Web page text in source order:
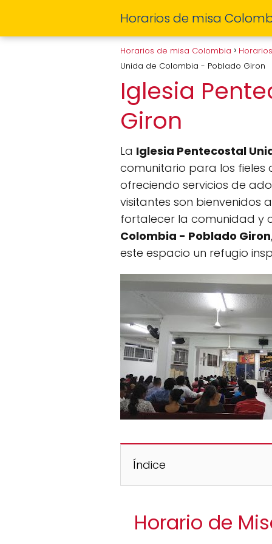
Horarios de misa
Horarios de misa Colombia
Unida de Colombia - Poblado Giron
Iglesia
Giron
La Iglesia Pentecostal
comunitario para los fieles
ofreciendo servicios de
visitantes son
fortalecer la comunidad y
Colombia - Poblado Giron
este espacio un refugio
Índice
Horario de